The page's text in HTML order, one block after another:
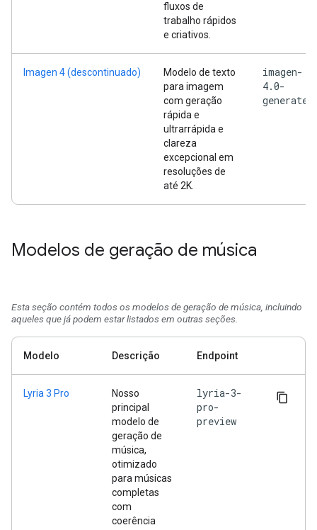
fluxos de
trabalho rápidos
e criativos.
Imagen 4 (descontinuado)
Modelo de texto
para imagem
com geração
rápida e
ultrarrápida e
clareza
excepcional em
resoluções de
até 2K.
imagen-
4.0-
generate
Modelos de geração de música
Esta seção contém todos os modelos de geração de música, incluindo
aqueles que já podem estar listados em outras seções.
Modelo Descrição Endpoint
Lyria 3 Pro
Nosso
principal
modelo de
geração de
música,
otimizado
para músicas
completas
com
coerência
lyria-3-
pro-
preview